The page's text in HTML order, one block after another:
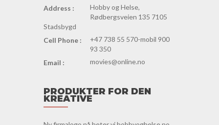
Address :
Hobby og Helse,
Rødbergsveien 135 7105
Stadsbygd
Cell Phone :
+47 738 55 570-mobil 900
93 350
Email :
movies@online.no
PRODUKTER FOR DEN
KREATIVE